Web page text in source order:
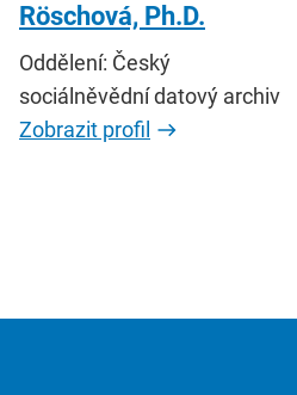
Röschová, Ph.D.
Oddělení: Český
sociálněvědní datový archiv
Zobrazit profil